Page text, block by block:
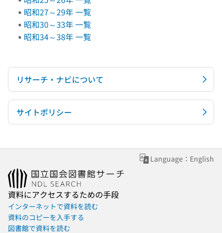
昭和27～29年 一覧
昭和30～33年 一覧
昭和34～38年 一覧
リサーチ・ナビについて
サイトポリシー
Language：English
資料にアクセスするための手段
インターネットで資料を読む
資料のコピーを入手する
図書館で資料を読む